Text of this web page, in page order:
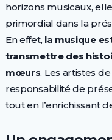
horizons musicaux,
primordial dans la
En effet, la musique
transmettre des
mœurs. Les artistes
responsabilité de
tout en l’enrichissant